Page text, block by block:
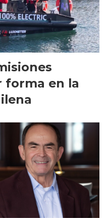
forma en la